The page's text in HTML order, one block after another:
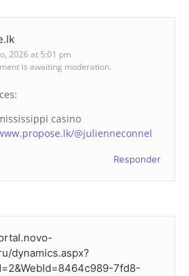
2026 at 5:01 pm
is awaiting moderation.
casino
@julienneconnel
Responder
dynamics.aspx?
7fd8-